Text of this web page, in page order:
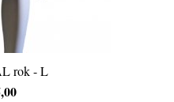
rok - L